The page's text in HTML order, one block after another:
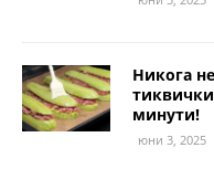
Никога
минути!
юни 3, 2025